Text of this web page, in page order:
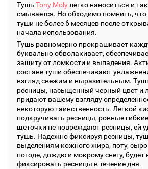
ТушьTony Molyлегко наноситься и
смывается. Но обходимо помнить, что
туши не более 6 месяцев после
начала использования.
Тушь равномерно прокрашивает
буквально обволакивает,
защиту от ломкости и выпадения.
составе туши обеспечивают
взгляд свежим и выразительным.
ресницы, насыщенный черный цвет и
придают вашему взгляду
некоторую таинственность. Легкой
подкручивать ресницы, ровные
щеточки не повреждают ресницы, ей
тушь. Надежно фиксируя ресницы,
выделениям кожного жира, поту,
погоде, дождю и мокрому снегу, будет
фиксировать ресницы в течение дня.